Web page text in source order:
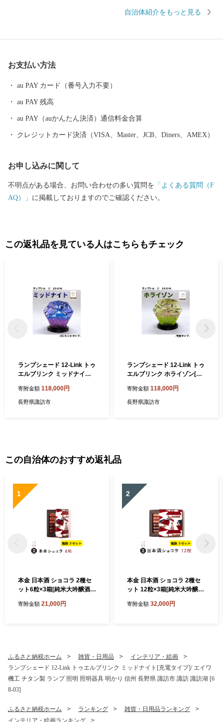
ていただきます。このため、ご寄附者様のご住所・お名前を事業
定はお受けできません。 ●発送後の返品や交換等は、受け付けて
は「通信欄」に送り先の郵便番号・ご住所・お名前・電話番号等
の内容をご記載下さい）。信州諏訪の魅力を届けたいあの人にご
紹介ください（協賛事業者から送付先に連絡させていただくこと
をお伝えいたします）。 ●申し訳ございませんが包装はできませ
「お礼の品」とは別に順次発送いたしますので、入金確認後２週
自治体紹介をもっと見る
お支払い方法
au PAY カード（番号入力不要）
au PAY 残高
au PAY（auかんたん決済）通信料金合算
クレジットカード決済（VISA、Master、JCB、Diners、AMEX）
お申し込みに関して
不明点がある場合、お問い合わせの多い質問を 「よくある質問（F
AQ）」 に掲載しておりますのでご確認ください。
この返礼品を見ている人はこちらもチェック
ランプシェード 12-Link トゥ
エルブリンク ミッドナイト
機工 チタン製 ランプ 照明 照
明器具 明かり 信州 長野県 諏
寄附金額 118,000円
長野県諏訪市
ランプシェード 12-Link トゥ
エルブリンク ホライゾン[充
製 ランプ 照明 照明器具 明か
り 信州 長野県 諏訪市 諏訪
寄附金額 118,000円
長野県諏訪市
この自治体のおすすめ返礼品
1
本金 日本酒 ショコラ 2種セ
ット6粒×3箱[純米大吟醸酒ラ
訪」ショコラ×9粒] 諏訪五蔵
県 諏訪市 [90-17]
寄附金額 21,000円
2
本金 日本酒 ショコラ 2種セ
ット 12粒×3箱[純米大吟醸酒
訪」ショコラ×18粒] 諏訪五
野県 諏訪市 [90-16]
寄附金額 32,000円
ふるさと納税ホーム 雑貨・日用品
インテリア・絵画
ランプシェード 12-Link トゥエルブリンク ミッドナイト[充電タイプ]/ エイワ
機工 チタン製 ランプ 照明 照明器具 明かり 信州 長野県 諏訪市 諏訪 諏訪湖 [6
8-03]
ふるさと納税ホーム ランキング
雑貨・日用品ランキング